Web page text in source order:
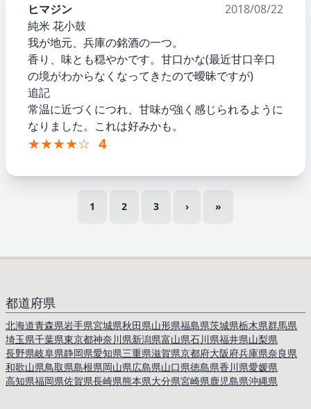
ヒマジン
2018/08/22
純米 花小鼓
我が地元、兵庫の銘酒の一つ。
香り、味とも穏やかです。甘口かな(最近甘口辛口
の境がわからなくなってきたので曖昧ですが)
追記
常温に近づくにつれ、甘味が強く感じられるように
なりました。これは好みかも。
★★★★☆ 4
1 2 3 › »
都道府県
北海道青森県岩手県宮城県秋田県山形県福島県茨城県栃木県群馬県
埼玉県千葉県東京都神奈川県新潟県富山県石川県福井県山梨県
長野県岐阜県静岡県愛知県三重県滋賀県京都府大阪府兵庫県奈良県
和歌山県鳥取県島根県岡山県広島県山口県徳島県香川県愛媛県
高知県福岡県佐賀県長崎県熊本県大分県宮崎県鹿児島県沖縄県